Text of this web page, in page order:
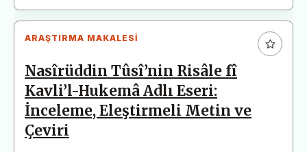
ARAŞTIRMA MAKALESI
Nasîrüddin Tûsî’nin Risâle fî
Kavli’l-Hukemâ Adlı Eseri:
İnceleme, Eleştirmeli Metin ve
Çeviri